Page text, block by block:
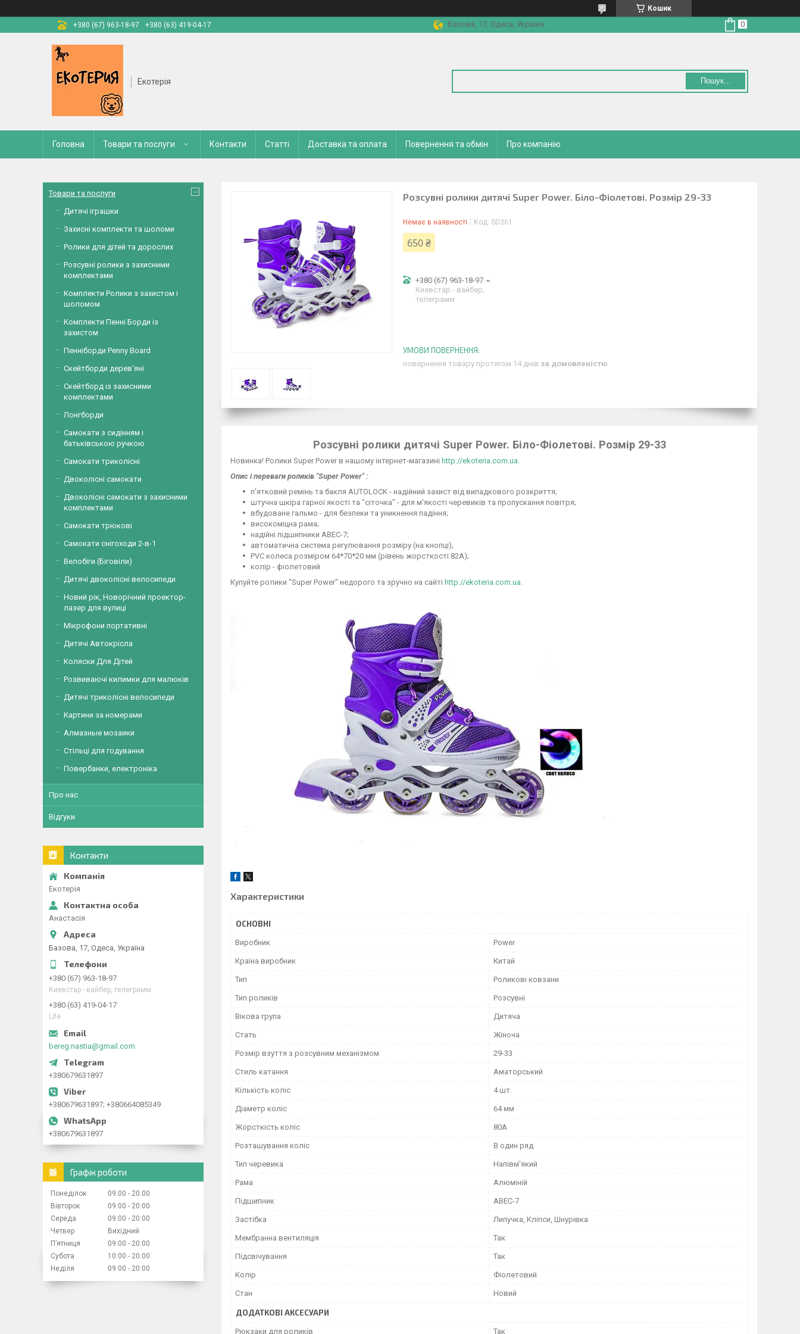
Кошик
+380 (67) 963-18-97
+380 (63) 419-04-17 Базова, 17, Одеса, Україна
Екотерія Пошук...
Головна Товари та послуги Контакти Статті Доставка та оплата Повернення та обмін Про компанію
Розсувні ролики дитячі Super Power. Біло-Фіолетові. Розмір 29-33
Немає в наявності Код: SD361
650 ₴
+380 (67) 963-18-97
Киевстар - вайбер,
телеграмм
повернення товару протягом 14 днів за домовленістю
Розсувні ролики дитячі Super Power. Біло-Фіолетові. Розмір 29-33
Новинка! Ролики Super Power в нашому інтернет-магазині http://ekoteria.com.ua.
Опис і переваги роликів "Super Power" :
п'ятковий ремінь та бакля AUTОLOCK - надійний захист від випадкового розкриття;
штучна шкіра гарної якості та "сіточка" - для м'якості черевиків та пропускання повітря;
вбудоване гальмо - для безпеки та уникнення падіння;
високоміцна рама;
надійні підшипники ABEC-7;
автоматична система регулювання розміру (на кнопці);
PVC колеса розміром 64*70*20 мм (рівень жорсткості 82А);
колір - фіолетовий
Купуйте ролики "Super Power" недорого та зручно на сайті http://ekoteria.com.ua.
Характеристики
ОСНОВНІ
Виробник Power
Країна виробник Китай
Тип Роликові ковзани
Тип роликів Розсувні
Вікова група Дитяча
Стать Жіноча
Розмір взуття з розсувним механізмом 29-33
Стиль катання Аматорський
Кількість коліс 4 шт.
Діаметр коліс 64 мм
Жорсткість коліс 80А
Розташування коліс В один ряд
Тип черевика Напівм'який
Рама Алюміній
Підшипник ABEC-7
Застібка Липучка, Кліпси, Шнурівка
Мембранна вентиляція Так
Підсвічування Так
Колір Фіолетовий
Стан Новий
ДОДАТКОВІ АКСЕСУАРИ
Рюкзаки для роликів Так
Товари та послуги
Дитячі іграшки
Захисні комплекти та шоломи
Ролики для дітей та дорослих
Розсувні ролики з захисними
комплектами
Комплекти Ролики з захистом і
шоломом
Комплекти Пенні Борди із
захистом
Пенніборди Penny Board
Скейтборди дерев'яні
Скейтборд із захисними
комплектами
Лонгборди
Самокати з сидінням і
батьківською ручкою
Самокати триколісні
Двоколісні самокати
Двоколісні самокати з захисними
комплектами
Самокати трюкові
Самокати снігоходи 2-в-1
Велобіги (Біговіли)
Дитячі двоколісні велосипеди
Новий рік, Новорічний проектор-
лазер для вулиці
Мікрофони портативні
Дитячі Автокрісла
Коляски Для Дітей
Розвиваючі килимки для малюків
Дитячі триколісні велосипеди
Картини за номерами
Алмазные мозаики
Стільці для годування
Повербанки, електроніка
Про нас
Відгуки
Контакти
Екотерія
Анастасія
Базова, 17, Одеса, Україна
+380 (67) 963-18-97
Киевстар - вайбер, телеграмм
+380 (63) 419-04-17
Life
bereg.nastia@gmail.com
+380679631897
+380679631897; +380664085349
+380679631897
Графік роботи
Понеділок 09:00
20:00
Вівторок
09:00
20:00
Середа
09:00
20:00
Четвер
Вихідний
Пʼятниця
09:00
20:00
Субота
10:00
20:00
Неділя
09:00 20:00